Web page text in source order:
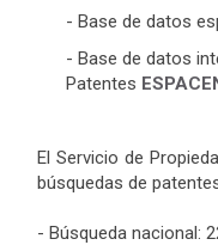
- Base de datos
- Base de datos
Patentes
El Servicio de
búsquedas de
- Búsqueda nacional: